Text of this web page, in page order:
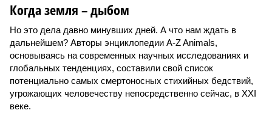
Когда земля – дыбом
Но это дела давно минувших дней. А что нам ждать в
дальнейшем? Авторы энциклопедии A-Z Animals,
основываясь на современных научных исследованиях и
глобальных тенденциях, составили свой список
потенциально самых смертоносных стихийных бедствий,
угрожающих человечеству непосредственно сейчас, в XXI
веке.